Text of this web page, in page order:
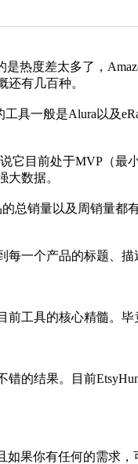
是热度差太多了，
还有几百种。
具一般是Alura以及
说它目前处于MVP（最
数据。
总销量以及周销量都
一个产品的标题、
工具的核心精髓。毕
的结果。目前
果你有任何的需求